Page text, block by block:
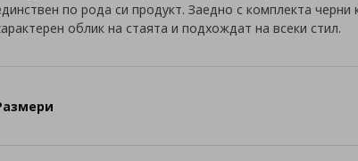
по рода си продукт. Заедно с комплекта черни
облик на стаята и подхождат на всеки стил.